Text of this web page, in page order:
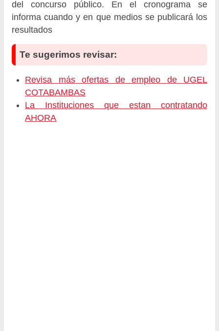
del concurso público. En el cronograma se
informa cuando y en que medios se publicará los
resultados
Te sugerimos revisar:
Revisa más ofertas de empleo de UGEL
COTABAMBAS
La Instituciones que estan contratando
AHORA